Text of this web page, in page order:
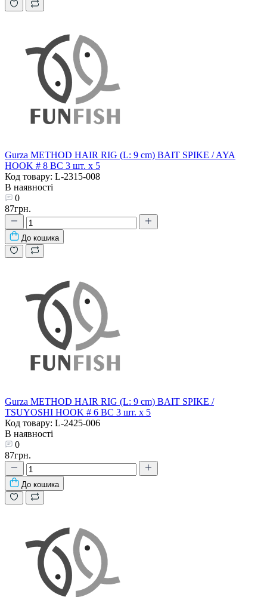
Gurza METHOD HAIR RIG (L: 9 сm) BAIT SPIKE / AYA
HOOK # 8 BC 3 шт. х 5
Код товару: L-2315-008
В наявності
0
87грн.
До кошика
Gurza METHOD HAIR RIG (L: 9 сm) BAIT SPIKE /
TSUYOSHI HOOK # 6 BC 3 шт. х 5
Код товару: L-2425-006
В наявності
0
87грн.
До кошика